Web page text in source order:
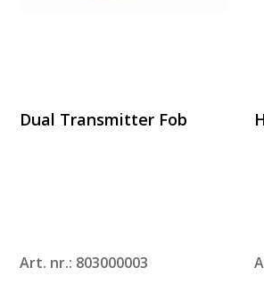
Dual Transmitter Fob
Art. nr.: 803000003